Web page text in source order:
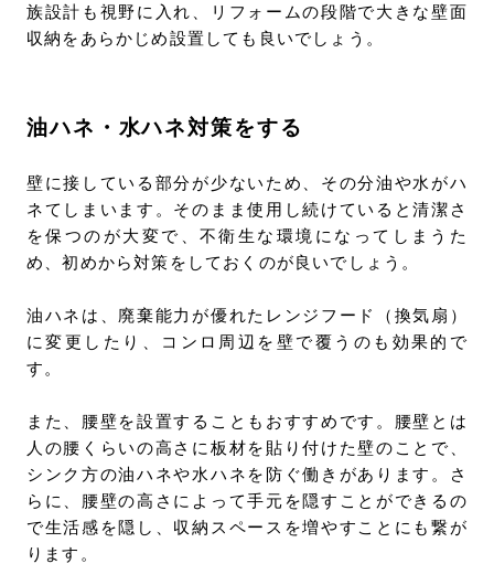
族設計も視野に入れ、リフォームの段階で大きな壁面
収納をあらかじめ設置しても良いでしょう。
油ハネ・水ハネ対策をする
壁に接している部分が少ないため、その分油や水がハ
ネてしまいます。そのまま使用し続けていると清潔さ
を保つのが大変で、不衛生な環境になってしまうた
め、初めから対策をしておくのが良いでしょう。
油ハネは、廃棄能力が優れたレンジフード（換気扇）
に変更したり、コンロ周辺を壁で覆うのも効果的で
す。
また、腰壁を設置することもおすすめです。腰壁とは
人の腰くらいの高さに板材を貼り付けた壁のことで、
シンク方の油ハネや水ハネを防ぐ働きがあります。さ
らに、腰壁の高さによって手元を隠すことができるの
で生活感を隠し、収納スペースを増やすことにも繋が
ります。